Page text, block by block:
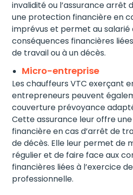
invalidité ou l’assurance arrêt
une protection financière en
imprévus et permet au salarié
conséquences financières
de travail ou à un décès.
Micro-entreprise
Les chauffeurs VTC exerçant
entrepreneurs peuvent
couverture prévoyance
Cette assurance leur offre
financière en cas d’arrêt de
de décès. Elle leur permet de
régulier et de faire face aux
financières liées à l’exercice
professionnelle.